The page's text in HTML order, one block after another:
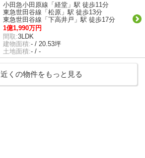
小田急小田原線「経堂」駅 徒歩11分
東急世田谷線「松原」駅 徒歩13分
東急世田谷線「下高井戸」駅 徒歩17分
1億1,990万円
間取:3LDK
建物面積:- / 20.53坪
土地面積:- / -
近くの物件をもっと見る